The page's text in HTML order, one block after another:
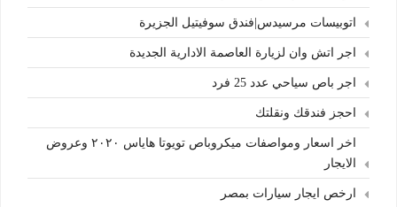
اتوبيسات مرسيدس|فندق سوفيتيل الجزيرة
اجر اتش وان لزيارة العاصمة الادارية الجديدة
اجر باص سياحي عدد 25 فرد
احجز فندقك ونقلتك
اخر اسعار ومواصفات ميكروباص تويوتا هاياس ٢٠٢٠ وعروض
الايجار
ارخص ايجار سيارات بمصر